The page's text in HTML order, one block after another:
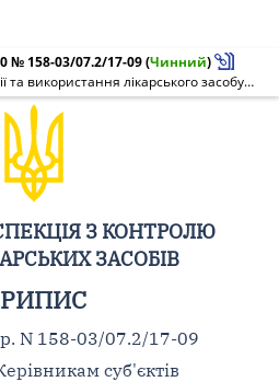
№ 158-03/07.2/17-09(Чинний)
Щодо заборони реалізації та використання лікарського засобу Цитрамон В виробництва ВАТ "Монфарм"
З КОНТРОЛЮ
ЗАСОБІВ
N 158-03/07.2/17-09
суб'єктів